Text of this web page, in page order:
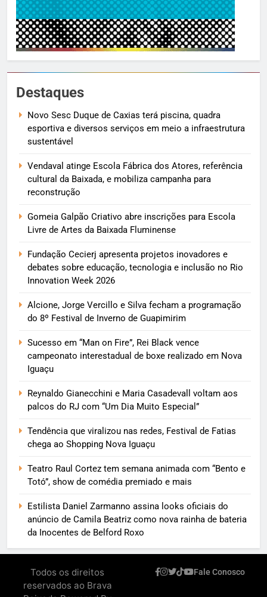
Destaques
Novo Sesc Duque de Caxias terá piscina, quadra
esportiva e diversos serviços em meio a infraestrutura
sustentável
Vendaval atinge Escola Fábrica dos Atores, referência
cultural da Baixada, e mobiliza campanha para
reconstrução
Gomeia Galpão Criativo abre inscrições para Escola
Livre de Artes da Baixada Fluminense
Fundação Cecierj apresenta projetos inovadores e
debates sobre educação, tecnologia e inclusão no Rio
Innovation Week 2026
Alcione, Jorge Vercillo e Silva fecham a programação
do 8º Festival de Inverno de Guapimirim
Sucesso em “Man on Fire”, Rei Black vence
campeonato interestadual de boxe realizado em Nova
Iguaçu
Reynaldo Gianecchini e Maria Casadevall voltam aos
palcos do RJ com “Um Dia Muito Especial”
Tendência que viralizou nas redes, Festival de Fatias
chega ao Shopping Nova Iguaçu
Teatro Raul Cortez tem semana animada com “Bento e
Totó”, show de comédia premiado e mais
Estilista Daniel Zarmanno assina looks oficiais do
anúncio de Camila Beatriz como nova rainha de bateria
da Inocentes de Belford Roxo
Todos os direitos
reservados ao Brava
Fale Conosco